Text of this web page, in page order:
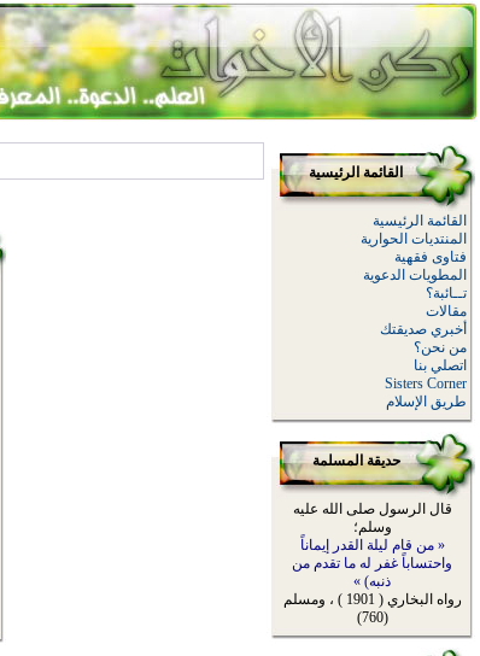
القائمة الرئيسية
القائمة الرئيسية
المنتديات الحوارية
فتاوى فقهية
المطويات الدعوية
تــائبة؟
مقالات
أخبري صديقتك
من نحن؟
اتصلي بنا
Sisters Corner
طريق الإسلام
حديقة المسلمة
قال الرسول صلى الله عليه
وسلم؛
« من قام ليلة القدر إيماناً
واحتساباً غفر له ما تقدم من
ذنبه) »
رواه البخاري ( 1901 ) ، ومسلم
(760)